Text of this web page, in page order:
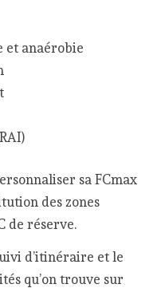
et anaérobie
sa FCmax
des zones
de réserve.
d’itinéraire et le
qu’on trouve sur